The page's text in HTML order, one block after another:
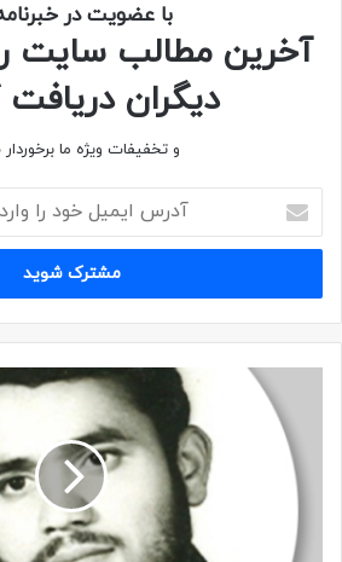
مزار: تهران – بهشت زهرا(س)
زندگینامه
همدان چشم به جهان گشود. پدرش
علی تا پایان سوم راهنمایی درس خواند.
او که از سوی سپاه پاسداران در جبهه
بهمن ۱۳۶۵، با سمت خط شکن در
شهید شد. مزار مطهر او در بهشت زهرای
با عضویت در
آخرین مطالب سایت
دیگران
و تخفیفات ویژه ما